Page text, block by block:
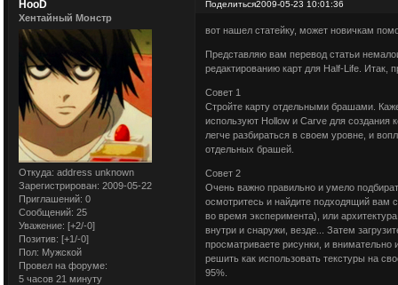
Поделиться2009-05-23 10:01:36
HooD
Хентайный Монстр
Откуда: address unknown
Зарегистрирован: 2009-05-22
Приглашений: 0
Сообщений: 25
Уважение: [+2/-0]
Позитив: [+1/-0]
Пол: Мужской
Провел на форуме:
5 часов 21 минуту
вот нашел статейку, может новичкам
Представляю вам перевод статьи
редактированию карт для Half-Life. Итак,
Совет 1
Стройте карту отдельными брашами.
используют Hollow и Carve для создания
легче разбираться в своем уровне, и
отдельных брашей.
Совет 2
Очень важно правильно и умело
осмотритесь и найдите подходящий вам
во время эксперимента), или
внутри и снаружи, везде... Затем
просматриваете рисунки, и
решить как использовать текстуры на
95%.